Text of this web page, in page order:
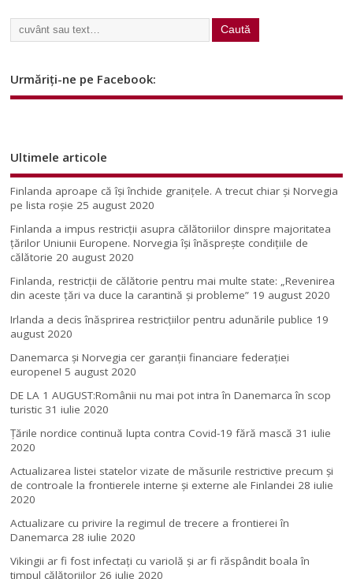
Urmăriți-ne pe Facebook:
Ultimele articole
Finlanda aproape că își închide granițele. A trecut chiar și Norvegia
pe lista roșie 25 august 2020
Finlanda a impus restricţii asupra călătoriilor dinspre majoritatea
ţărilor Uniunii Europene. Norvegia își înăsprește condițiile de
călătorie 20 august 2020
Finlanda, restricţii de călătorie pentru mai multe state: „Revenirea
din aceste ţări va duce la carantină şi probleme” 19 august 2020
Irlanda a decis înăsprirea restricțiilor pentru adunările publice 19
august 2020
Danemarca și Norvegia cer garanții financiare federației
europene! 5 august 2020
DE LA 1 AUGUST:Românii nu mai pot intra în Danemarca în scop
turistic 31 iulie 2020
Țările nordice continuă lupta contra Covid-19 fără mască 31 iulie
2020
Actualizarea listei statelor vizate de măsurile restrictive precum și
de controale la frontierele interne și externe ale Finlandei 28 iulie
2020
Actualizare cu privire la regimul de trecere a frontierei în
Danemarca 28 iulie 2020
Vikingii ar fi fost infectaţi cu variolă şi ar fi răspândit boala în
timpul călătoriilor 26 iulie 2020